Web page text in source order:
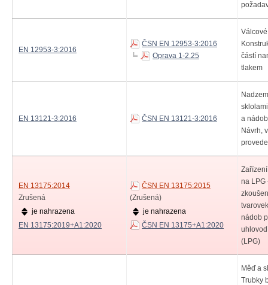
EN 12953-3:2016
ČSN EN 12953-3:2016
Oprava 1-2.25
částí
tlakem
EN 13121-3:2016 ČSN EN 13121-3:2016
a
Návrh,
EN 13175:2014
Zrušená
je nahrazena
EN 13175:2019+A1:2020
ČSN EN 13175:2015
(Zrušená)
je nahrazena
ČSN EN 13175+A1:2020
na LPG
nádob
(LPG)
Měď a
Trubky